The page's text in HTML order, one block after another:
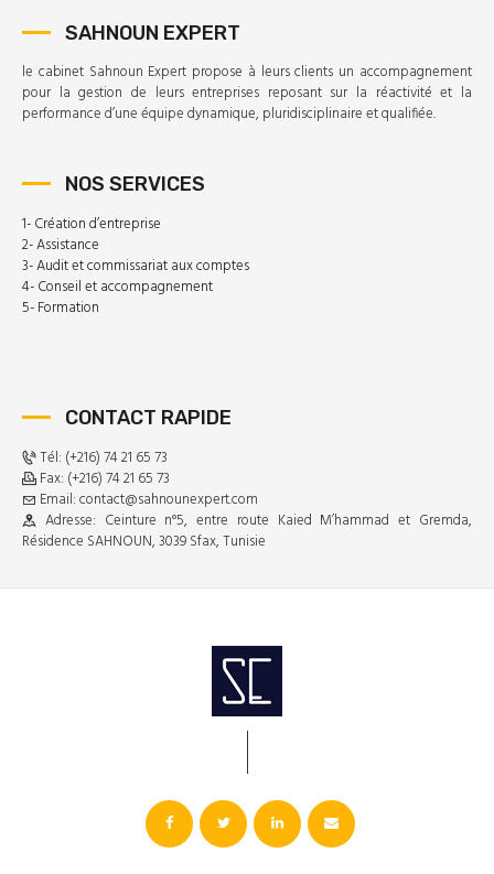
SAHNOUN EXPERT
le cabinet Sahnoun Expert propose à leurs clients un accompagnement
pour la gestion de leurs entreprises reposant sur la réactivité et la
performance d’une équipe dynamique, pluridisciplinaire et qualifiée.
NOS SERVICES
1- Création d’entreprise
2- Assistance
3- Audit et commissariat aux comptes
4- Conseil et accompagnement
5- Formation
CONTACT RAPIDE
Tél: (+216) 74 21 65 73
Fax: (+216) 74 21 65 73
Email: contact@sahnounexpert.com
Adresse: Ceinture n°5, entre route Kaied M’hammad et Gremda,
Résidence SAHNOUN, 3039 Sfax, Tunisie